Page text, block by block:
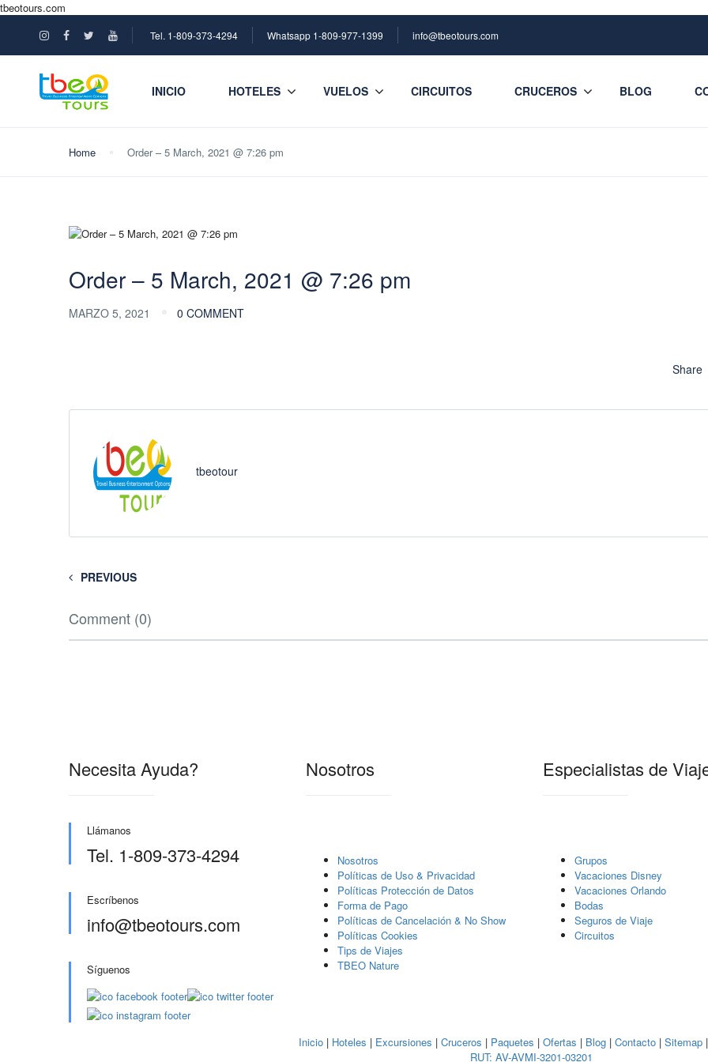
tbeotours.com
Tel. 1-809-373-4294 Whatsapp 1-809-977-1399 info@tbeotours.com
INICIO HOTELES VUELOS CIRCUITOS CRUCEROS BLOG
Home Order – 5 March, 2021 @ 7:26 pm
Order – 5 March, 2021 @ 7:26 pm
MARZO 5, 2021 0 COMMENT
Share
tbeotour
PREVIOUS
Comment (0)
Necesita Ayuda?
Llámanos
Tel. 1-809-373-4294
Escríbenos
info@tbeotours.com
Síguenos
Nosotros
Nosotros
Polí­ticas de Uso & Privacidad
Polí­ticas Protección de Datos
Forma de Pago
Políticas de Cancelación & No Show
Políticas Cookies
Tips de Viajes
TBEO Nature
Especialistas de
Grupos
Vacaciones Disney
Vacaciones Orlando
Bodas
Seguros de Viaje
Circuitos
Inicio | Hoteles | Excursiones | Cruceros | Paquetes | Ofertas | Blog | Contacto | Sitemap
RUT: AV-AVMI-3201-03201